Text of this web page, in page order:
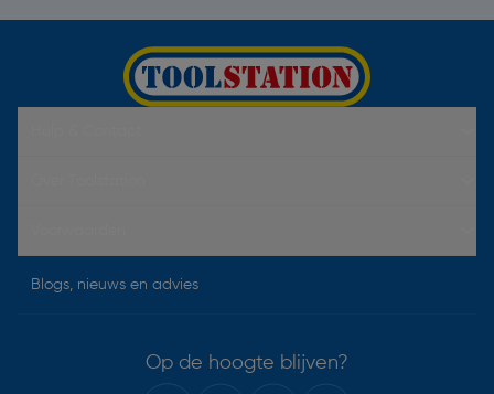
Blogs, nieuws en advies
Op de hoogte blijven?